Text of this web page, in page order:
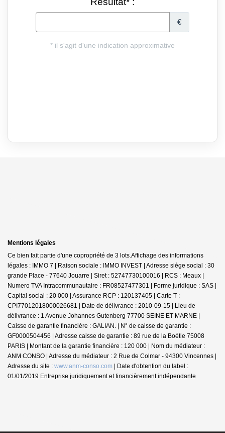
Mentions légales
Ce bien fait partie d'une copropriété de 3 lots.Affichage des informations
légales : IMMO 7 | Raison sociale : IMMO INVEST | Adresse siège social : 30
grande Place - 77640 Jouarre | Siret : 52747730100016 | RCS : Meaux |
Numero TVA Intracommunautaire : FR08527477301 | Forme juridique : SAS |
Capital social : 20 000 | Assurance RCP : 120137405 | Carte T :
CPI77012018000026681 | Date de délivrance : 2010-09-15 | Lieu de
délivrance : 1 Avenue Johannes Gutenberg 77700 SEINE ET MARNE |
Caisse de garantie financière : GALIAN. | N° de caisse de garantie :
GF0000504456 | Adresse caisse de garantie : 89 rue de la Boétie 75008
PARIS | Montant de la garantie financière : 120 000 | Nom du médiateur :
ANM CONSO | Adresse du médiateur : 2 Rue de Colmar - 94300 Vincennes |
Adresse du site : www.anm-conso.com | Date d'obtention du label :
01/01/2019 Entreprise juridiquement et financièrement indépendante